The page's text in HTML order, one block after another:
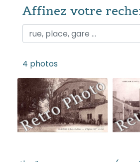
Affinez votre
Affinez votre recherche
4 photos